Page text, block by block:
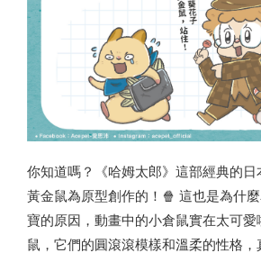
你知道嗎？《哈姆太郎》這部經典的
黃金鼠為原型創作的！🍿 這也是為什
寶的原因，動畫中的小倉鼠實在太可愛
鼠，它們的圓滾滾模樣和溫柔的性格